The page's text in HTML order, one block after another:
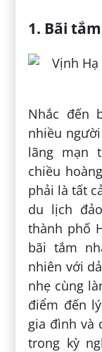
1. Bãi
Nhắc đến
nhiều
lãng mạn
chiều
phải là tất
du lịch
thành phố
bãi tắm
nhiên với
nhẹ cùng
điểm đến
gia đình và
trong kỳ